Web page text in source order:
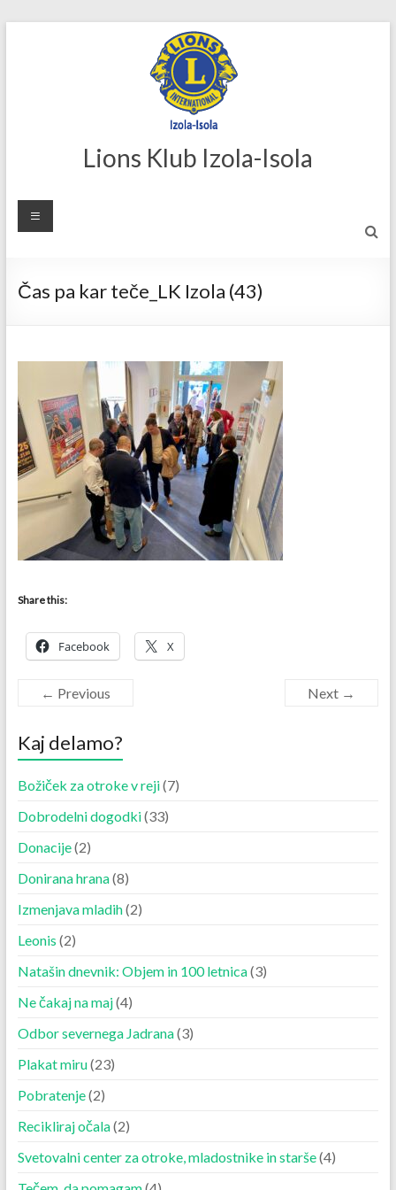
Lions Klub Izola-Isola
Čas pa kar teče_LK Izola (43)
Share this:
Facebook X
← Previous Next →
Kaj delamo?
Božiček za otroke v reji(7)
Dobrodelni dogodki(33)
Donacije(2)
Donirana hrana(8)
Izmenjava mladih(2)
Leonis (2)
Natašin dnevnik: Objem in 100 letnica(3)
Ne čakaj na maj(4)
Odbor severnega Jadrana(3)
Plakat miru(23)
Pobratenje(2)
Recikliraj očala(2)
Svetovalni center za otroke, mladostnike in starše(4)